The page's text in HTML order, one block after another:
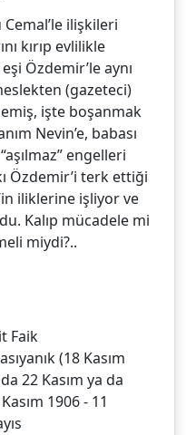
Cemal’le ilişkileri
kırıp evlilikle
Özdemir’le aynı
(gazeteci)
işte boşanmak
Nevin’e, babası
engelleri
Özdemir’i terk ettiği
iliklerine işliyor ve
Kalıp mücadele mi
miydi?..
Faik
(18 Kasım
22 Kasım ya da
1906 - 11